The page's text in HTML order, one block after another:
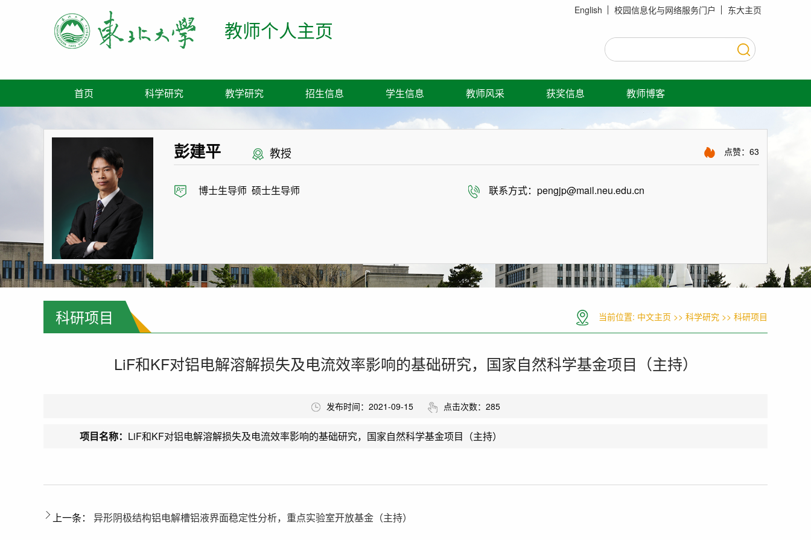
教师个人主页
东大主页
校园信息化与网络服务门户
English
首页 科学研究 教学研究 招生信息 学生信息 教师风采 获奖信息 教师博客
彭建平 教授 点赞： 63
博士生导师 硕士生导师 联系方式： pengjp@mail.neu.edu.cn
科研项目 当前位置: 中文主页 >> 科学研究 >> 科研项目
LiF和KF对铝电解溶解损失及电流效率影响的基础研究，国家自然科学基金项目（主持）
发布时间：2021-09-15 点击次数： 285
项目名称： LiF和KF对铝电解溶解损失及电流效率影响的基础研究，国家自然科学基金项目（主持）
上一条： 异形阴极结构铝电解槽铝液界面稳定性分析，重点实验室开放基金（主持）